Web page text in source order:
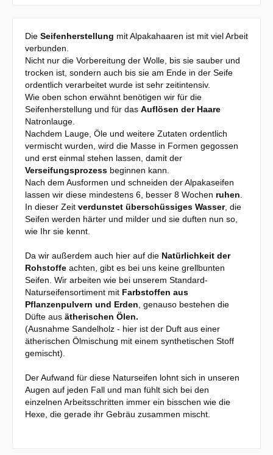
Die Seifenherstellung mit Alpakahaaren ist mit viel Arbeit
verbunden.
Nicht nur die Vorbereitung der Wolle, bis sie sauber und
trocken ist, sondern auch bis sie am Ende in der Seife
ordentlich verarbeitet wurde ist sehr zeitintensiv.
Wie oben schon erwähnt benötigen wir für die
Seifenherstellung und für das Auflösen der Haare
Natronlauge.
Nachdem Lauge, Öle und weitere Zutaten ordentlich
vermischt wurden, wird die Masse in Formen gegossen
und erst einmal stehen lassen, damit der
Verseifungsprozess beginnen kann.
Nach dem Ausformen und schneiden der Alpakaseifen
lassen wir diese mindestens 6, besser 8 Wochen ruhen
In dieser Zeit verdunstet überschüssiges Wasser, die
Seifen werden härter und milder und sie duften nun so,
wie Ihr sie kennt.
Da wir außerdem auch hier auf die Natürlichkeit der
Rohstoffe achten, gibt es bei uns keine grellbunten
Seifen. Wir arbeiten wie bei unserem Standard-
Naturseifensortiment mit Farbstoffen aus
Pflanzenpulvern und Erden , genauso bestehen die
Düfte aus ätherischen Ölen.
(Ausnahme Sandelholz - hier ist der Duft aus einer
ätherischen Ölmischung mit einem synthetischen Stoff
gemischt).
Der Aufwand für diese Naturseifen lohnt sich in unseren
Augen auf jeden Fall und man fühlt sich bei den
einzelnen Arbeitsschritten immer ein bisschen wie die
Hexe, die gerade ihr Gebräu zusammen mischt.